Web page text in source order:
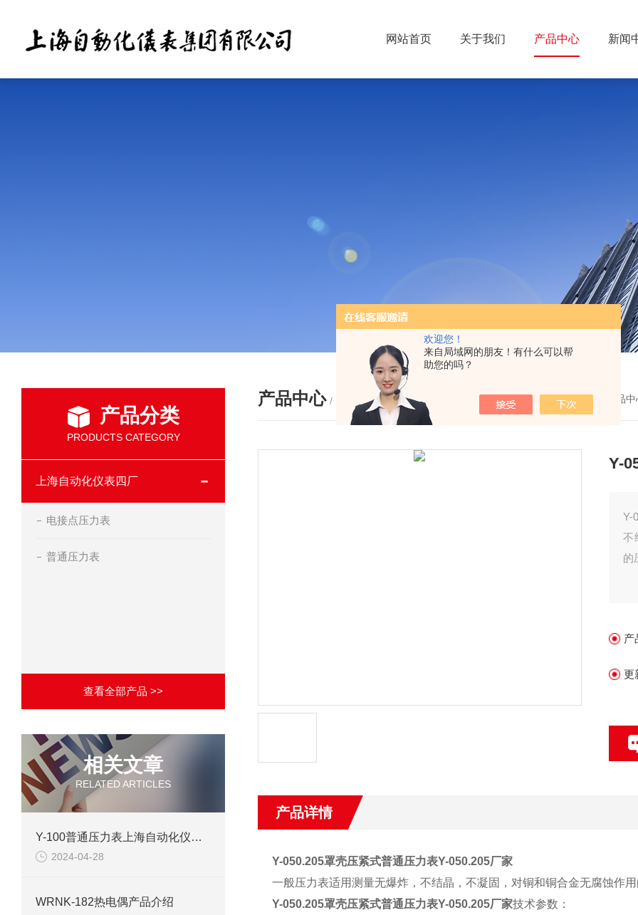
欢迎您！
来自局域网的朋友！有什么可以帮
助您的吗？
网站首页 关于我们 产品中心 新闻
产品分类
PRODUCTS CATEGORY
上海自动化仪表四厂
电接点压力表
普通压力表
查看全部产品 >>
相关文章
RELATED ARTICLES
Y-100普通压力表上海自动化仪表四厂产品介绍
2024-04-28
WRNK-182热电偶产品介绍
产品中心 / PRODUCTS 您的位置：首页 - 产品
Y-
Y-
不
的
产
更
产品详情
Y-050.205罩壳压紧式普通压力表Y-050.205厂家
一般压力表适用测量无爆炸，不结晶，不凝固，对铜和铜合金无腐蚀作用
Y-050.205罩壳压紧式普通压力表Y-050.205厂家技术参数：